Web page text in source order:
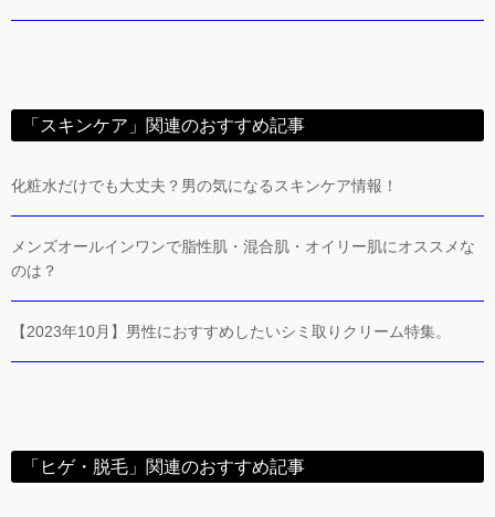
「スキンケア」関連のおすすめ記事
化粧水だけでも大丈夫？男の気になるスキンケア情報！
メンズオールインワンで脂性肌・混合肌・オイリー肌にオススメな
のは？
【2023年10月】男性におすすめしたいシミ取りクリーム特集。
「ヒゲ・脱毛」関連のおすすめ記事